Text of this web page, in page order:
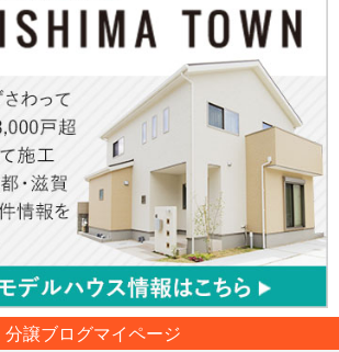
分譲ブログマイページ